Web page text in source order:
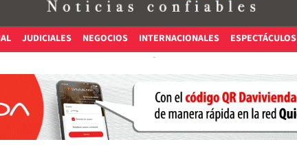
JUDICIALES NEGOCIOS INTERNACIONALES ESPECTÁCULOS